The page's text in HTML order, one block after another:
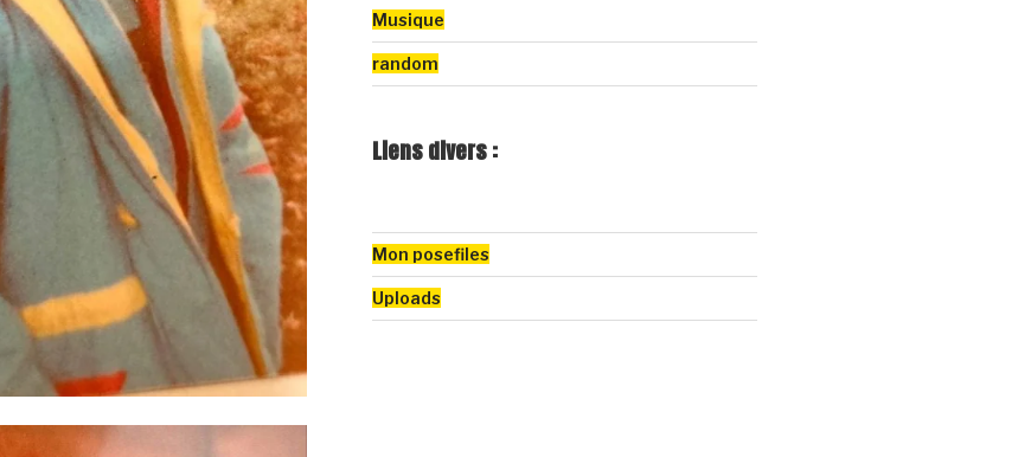
Musique
random
Liens divers :
Mon posefiles
Uploads